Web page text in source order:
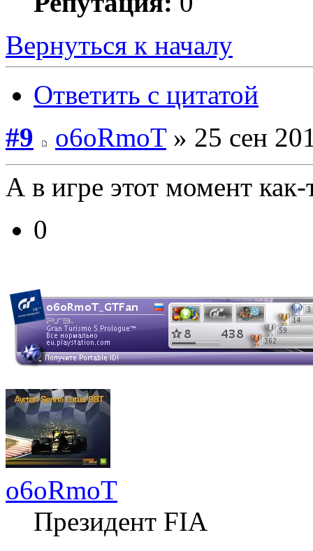
Вернуться к началу
Ответить с цитатой
#9
o6oRmoT» 25 сен
А в игре этот момент как-
0
o6oRmoT
Президент FIA